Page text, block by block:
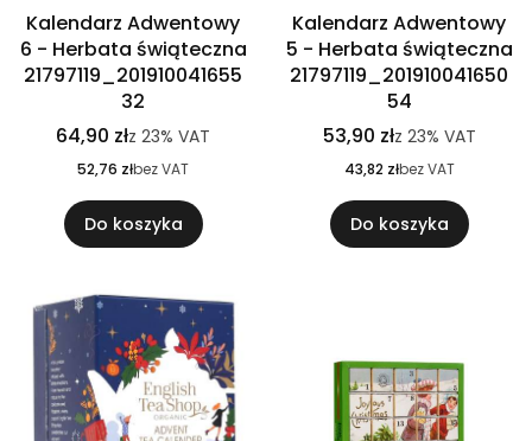
Kalendarz Adwentowy
6 - Herbata świąteczna
21797119_201910041655
32
64,90 złz 23% VAT
52,76 złbez VAT
Do koszyka
Kalendarz Adwentowy
5 - Herbata świąteczna
21797119_201910041650
54
53,90 złz 23% VAT
43,82 złbez VAT
Do koszyka